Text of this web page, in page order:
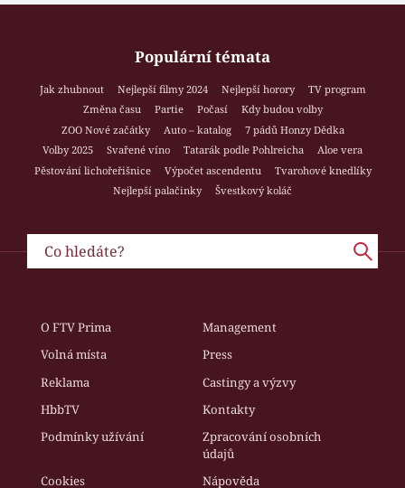
Populární témata
Jak zhubnout Nejlepší filmy 2024 Nejlepší horory
TV program
Změna času
Partie Počasí
Kdy budou volby
ZOO Nové začátky
Auto – katalog
7 pádů Honzy Dědka
Volby 2025
Svařené víno Tatarák podle Pohlreicha
Aloe vera
Pěstování lichořeřišnice
Výpočet ascendentu
Tvarohové knedlíky
Nejlepší palačinky
Švestkový koláč
O FTV Prima
Management
Volná místa
Press
Reklama
Castingy a výzvy
HbbTV
Kontakty
Podmínky užívání
Zpracování osobních
údajů
Cookies
Nápověda